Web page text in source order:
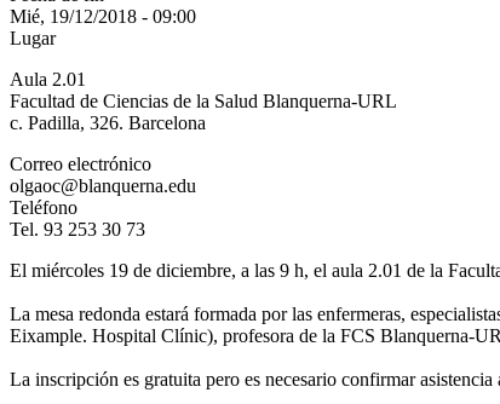
Mié, 19/12/2018 - 09:00
Lugar
Aula 2.01
Facultad de Ciencias de la Salud Blanquerna-URL
c. Padilla, 326. Barcelona
Correo electrónico
olgaoc@blanquerna.edu
Teléfono
Tel. 93 253 30 73
El miércoles 19 de diciembre, a las 9 h, el aula 2.01 de la
La mesa redonda estará formada por las enfermeras,
Eixample. Hospital Clínic), profesora de la FCS Blanquerna-
La inscripción es gratuita pero es necesario confirmar asistencia